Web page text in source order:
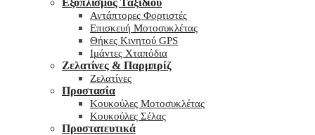
Εξοπλισμός Ταξιδίου
Αντάπτορες Φορτιστές
Επισκευή Μοτοσυκλέτας
Θήκες Κινητού GPS
Ιμάντες Χταπόδια
Ζελατίνες & Παρμπρίζ
Ζελατίνες
Προστασία
Κουκούλες Μοτοσυκλέτας
Κουκούλες Σέλας
Προστατευτικά